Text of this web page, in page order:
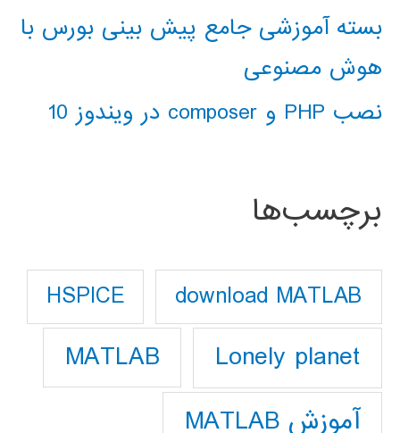
بسته آموزشی جامع پیش بینی بورس با
هوش مصنوعی
نصب PHP و composer در ویندوز 10
برچسب‌ها
download MATLAB
HSPICE
Lonely planet
MATLAB
آموزش MATLAB